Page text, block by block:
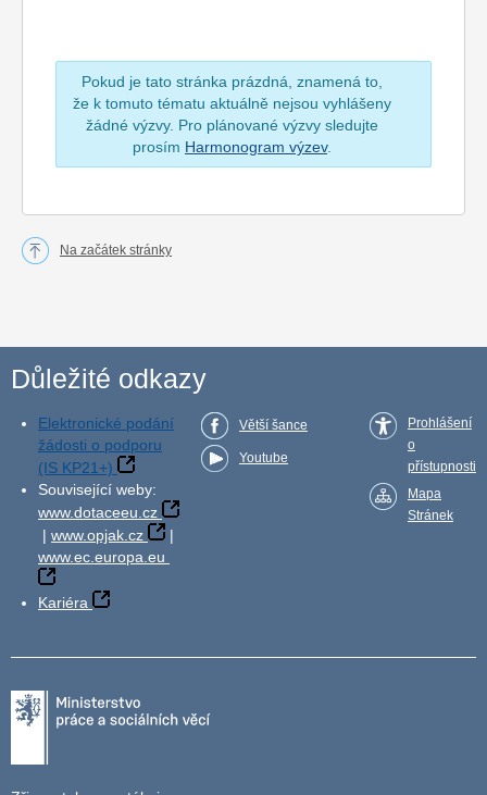
Pokud je tato stránka prázdná, znamená to,
že k tomuto tématu aktuálně nejsou vyhlášeny
žádné výzvy. Pro plánované výzvy sledujte
prosím Harmonogram výzev.
Na začátek stránky
Důležité odkazy
Elektronické podání
žádosti o podporu
(IS KP21+)
Související weby:
www.dotaceeu.cz
| www.opjak.cz
|
www.ec.europa.eu
Kariéra
Větší šance
Youtube
Prohlášení
o
přístupnosti
Mapa
Stránek